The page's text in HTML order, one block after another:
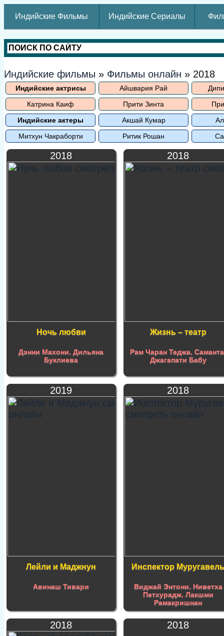
Индийские Фильмы Индийские Сериалы
Индийские фильмы » Фильмы онлайн » 2018
Индийские актрисы Айшвария Рай
Катрина Каиф
Прити Зинта
Индийские актеры
Акшай Кумар
Митхун Чакраборти
Ритик Рошан
2018
Ночь любви
Дэнни Махони,Дильяна
Буклиева
2018
Жизнь – театр
Рам Чаран Теджа,Саманта
Джагапати Бабу
2019
Лейли и Маджнун
Авинаш Тивари
2018
Инспектор
Виджай Энтони, Ниветха
Петхурадж, Лакшми
Рамакришнан
2018 2018